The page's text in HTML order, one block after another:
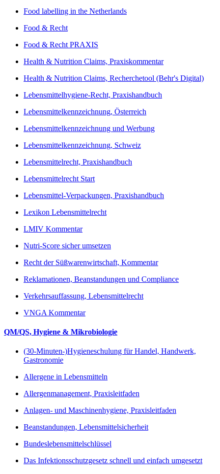
Food labelling in the Netherlands
Food & Recht
Food & Recht PRAXIS
Health & Nutrition Claims, Praxiskommentar
Health & Nutrition Claims, Recherchetool (Behr's Digital)
Lebensmittelhygiene-Recht, Praxishandbuch
Lebensmittelkennzeichnung, Österreich
Lebensmittelkennzeichnung und Werbung
Lebensmittelkennzeichnung, Schweiz
Lebensmittelrecht, Praxishandbuch
Lebensmittelrecht Start
Lebensmittel-Verpackungen, Praxishandbuch
Lexikon Lebensmittelrecht
LMIV Kommentar
Nutri-Score sicher umsetzen
Recht der Süßwarenwirtschaft, Kommentar
Reklamationen, Beanstandungen und Compliance
Verkehrsauffassung, Lebensmittelrecht
VNGA Kommentar
QM/QS, Hygiene & Mikrobiologie
(30-Minuten-)Hygieneschulung für Handel, Handwerk,
Gastronomie
Allergene in Lebensmitteln
Allergenmanagement, Praxisleitfaden
Anlagen- und Maschinenhygiene, Praxisleitfaden
Beanstandungen, Lebensmittelsicherheit
Bundeslebensmittelschlüssel
Das Infektionsschutzgesetz schnell und einfach umgesetzt